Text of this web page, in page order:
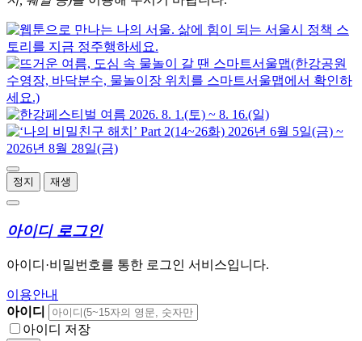
정지 재생
아이디 로그인
아이디·비밀번호를 통한 로그인 서비스입니다.
이용안내
아이디
아이디 저장